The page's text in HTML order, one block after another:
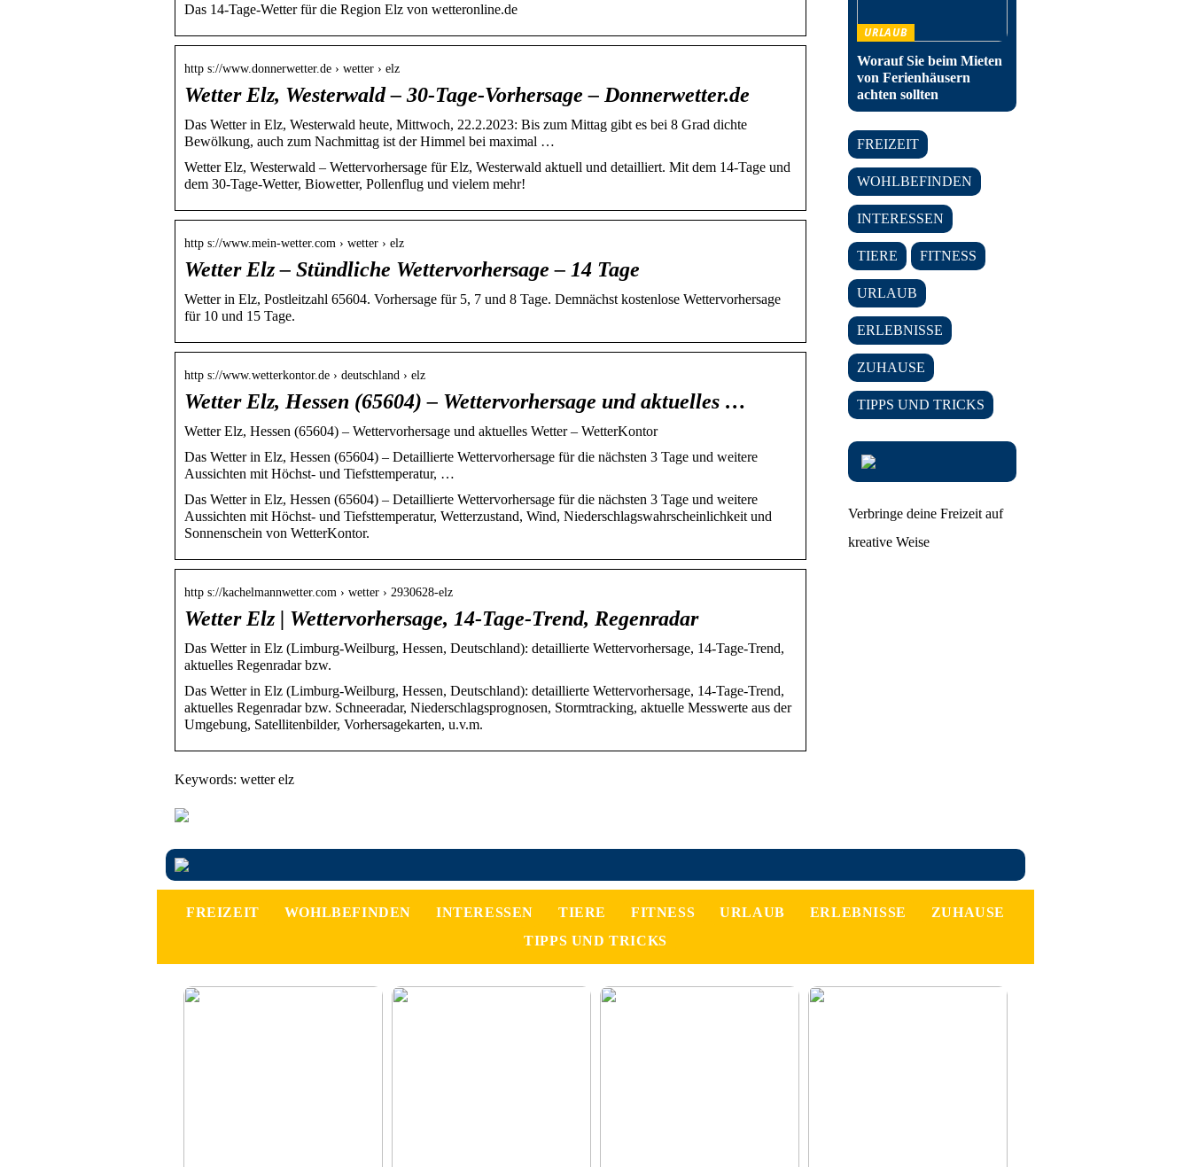
Das 14-Tage-Wetter für die Region Elz von wetteronline.de
http s://www.donnerwetter.de › wetter › elz
Wetter Elz, Westerwald – 30-Tage-Vorhersage – Donnerwetter.de
Das Wetter in Elz, Westerwald heute, Mittwoch, 22.2.2023: Bis zum Mittag gibt es bei 8 Grad dichte
Bewölkung, auch zum Nachmittag ist der Himmel bei maximal …
Wetter Elz, Westerwald – Wettervorhersage für Elz, Westerwald aktuell und detailliert. Mit dem 14-Tage und
dem 30-Tage-Wetter, Biowetter, Pollenflug und vielem mehr!
http s://www.mein-wetter.com › wetter › elz
Wetter Elz – Stündliche Wettervorhersage – 14 Tage
Wetter in Elz, Postleitzahl 65604. Vorhersage für 5, 7 und 8 Tage. Demnächst kostenlose Wettervorhersage
für 10 und 15 Tage.
http s://www.wetterkontor.de › deutschland › elz
Wetter Elz, Hessen (65604) – Wettervorhersage und aktuelles …
Wetter Elz, Hessen (65604) – Wettervorhersage und aktuelles Wetter – WetterKontor
Das Wetter in Elz, Hessen (65604) – Detaillierte Wettervorhersage für die nächsten 3 Tage und weitere
Aussichten mit Höchst- und Tiefsttemperatur, …
Das Wetter in Elz, Hessen (65604) – Detaillierte Wettervorhersage für die nächsten 3 Tage und weitere
Aussichten mit Höchst- und Tiefsttemperatur, Wetterzustand, Wind, Niederschlagswahrscheinlichkeit und
Sonnenschein von WetterKontor.
http s://kachelmannwetter.com › wetter › 2930628-elz
Wetter Elz | Wettervorhersage, 14-Tage-Trend, Regenradar
Das Wetter in Elz (Limburg-Weilburg, Hessen, Deutschland): detaillierte Wettervorhersage, 14-Tage-Trend,
aktuelles Regenradar bzw.
Das Wetter in Elz (Limburg-Weilburg, Hessen, Deutschland): detaillierte Wettervorhersage, 14-Tage-Trend,
aktuelles Regenradar bzw. Schneeradar, Niederschlagsprognosen, Stormtracking, aktuelle Messwerte aus der
Umgebung, Satellitenbilder, Vorhersagekarten, u.v.m.
Keywords: wetter elz
URLAUB
Worauf Sie beim Mieten
von Ferienhäusern
achten sollten
FREIZEIT
WOHLBEFINDEN
INTERESSEN
TIERE FITNESS
URLAUB
ERLEBNISSE
ZUHAUSE
TIPPS UND TRICKS
Verbringe deine Freizeit auf
kreative Weise
FREIZEIT WOHLBEFINDEN INTERESSEN TIERE FITNESS URLAUB ERLEBNISSE
ZUHAUSE
TIPPS UND TRICKS